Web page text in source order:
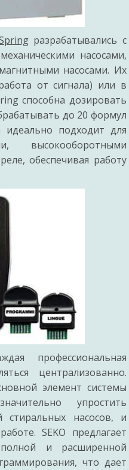
разрабатывались с
насосами,
насосами. Их
от сигнала) или в
способна дозировать
до 20 формул
подходит для
высокооборотными
обеспечивая работу
профессиональная
централизованно.
элемент системы
упростить
стиральных насосов, и
SEKO предлагает
и расширенной
что дает